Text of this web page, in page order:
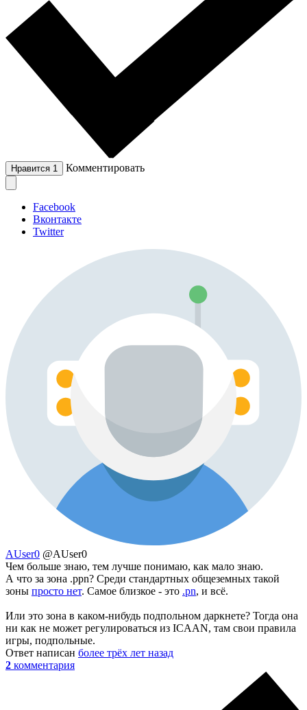
Нравится 1 Комментировать
Facebook
Вконтакте
Twitter
AUser0 @AUser0
Чем больше знаю, тем лучше понимаю, как мало знаю.
А что за зона .ppn? Среди стандартных общеземных такой
зоны просто нет. Самое близкое - это .pn, и всё.
Или это зона в каком-нибудь подпольном даркнете? Тогда она
ни как не может регулироваться из ICAAN, там свои правила
игры, подпольные.
Ответ написан более трёх лет назад
2 комментария